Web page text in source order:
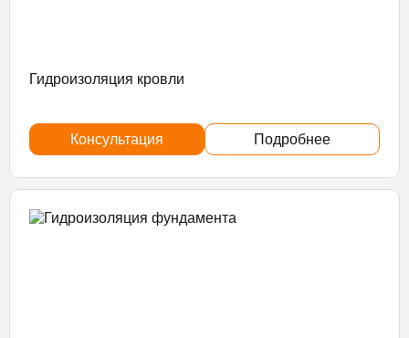
Гидроизоляция кровли
Консультация Подробнее